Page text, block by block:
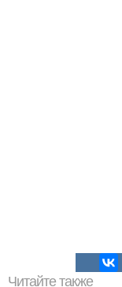
Читайте также